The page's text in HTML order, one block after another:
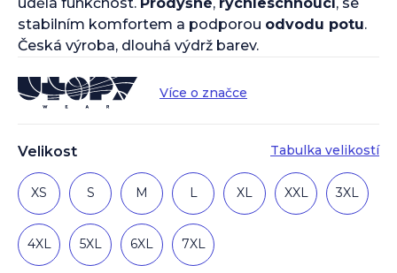
Velikost Tabulka velikostí
XS S M L XL XXL 3XL
4XL 5XL 6XL 7XL
udělá funkčnost. Prodyšné, rychleschnoucí, se
stabilním komfortem a podporou odvodu potu.
Česká výroba, dlouhá výdrž barev.
Více o značce